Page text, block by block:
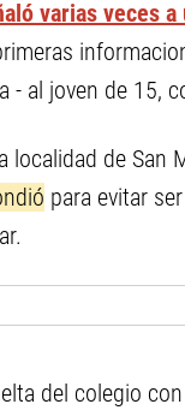
varias veces
- al joven de 15,
localidad de San
para evitar
del colegio